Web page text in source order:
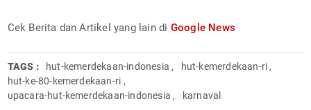
Cek Berita dan Artikel yang lain di Google News
TAGS : hut-kemerdekaan-indonesia , hut-kemerdekaan-ri ,
hut-ke-80-kemerdekaan-ri ,
upacara-hut-kemerdekaan-indonesia , karnaval